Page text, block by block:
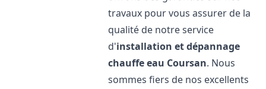
travaux pour vous assurer de la
qualité de notre service
d'installation et dépannage
chauffe eau Coursan. Nous
sommes fiers de nos excellents